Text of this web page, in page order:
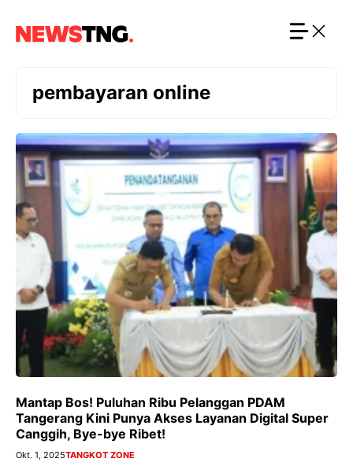
pembayaran online
Mantap Bos! Puluhan Ribu Pelanggan PDAM
Tangerang Kini Punya Akses Layanan Digital Super
Canggih, Bye-bye Ribet!
Okt. 1, 2025TANGKOT ZONE